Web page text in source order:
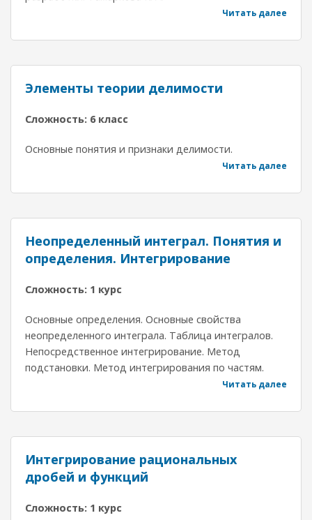
Читать далее
Элементы теории делимости
Сложность: 6 класс
Основные понятия и признаки делимости.
Читать далее
Неопределенный интеграл. Понятия и
определения. Интегрирование
Сложность: 1 курс
Основные определения. Основные свойства
неопределенного интеграла. Таблица интегралов.
Непосредственное интегрирование. Метод
подстановки. Метод интегрирования по частям.
Читать далее
Интегрирование рациональных
дробей и функций
Сложность: 1 курс